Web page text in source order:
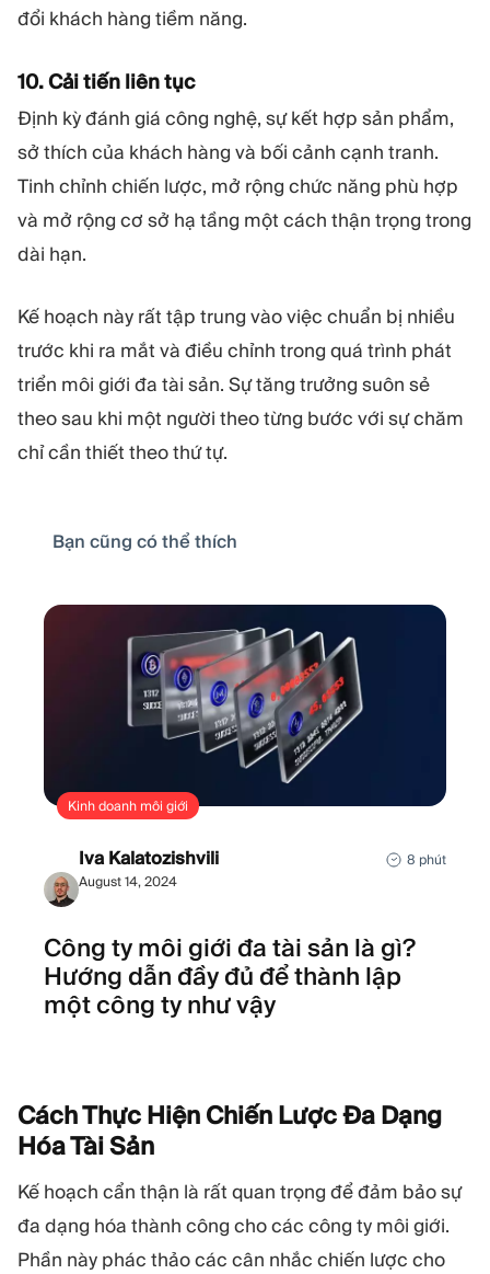
đổi khách hàng tiềm năng.
10. Cải tiến liên tục
Định kỳ đánh giá công nghệ, sự kết hợp sản phẩm,
sở thích của khách hàng và bối cảnh cạnh tranh.
Tinh chỉnh chiến lược, mở rộng chức năng phù hợp
và mở rộng cơ sở hạ tầng một cách thận trọng trong
dài hạn.
Kế hoạch này rất tập trung vào việc chuẩn bị nhiều
trước khi ra mắt và điều chỉnh trong quá trình phát
triển môi giới đa tài sản. Sự tăng trưởng suôn sẻ
theo sau khi một người theo từng bước với sự chăm
chỉ cần thiết theo thứ tự.
Bạn cũng có thể thích
Kinh doanh môi giới
Iva Kalatozishvili
August 14, 2024
8 phút
Công ty môi giới đa tài sản là gì?
Hướng dẫn đầy đủ để thành lập
một công ty như vậy
Cách Thực Hiện Chiến Lược Đa Dạng
Hóa TàiSản
Kế hoạch cẩn thận là rất quan trọng để đảm bảo sự
đa dạng hóa thành công cho các công ty môi giới.
Phần này phác thảo các cân nhắc chiến lược cho